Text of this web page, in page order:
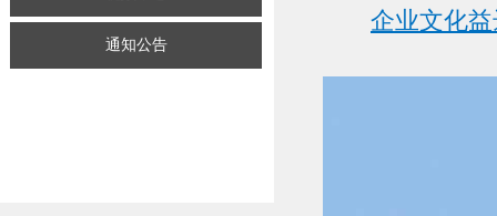
通知公告
企业文化